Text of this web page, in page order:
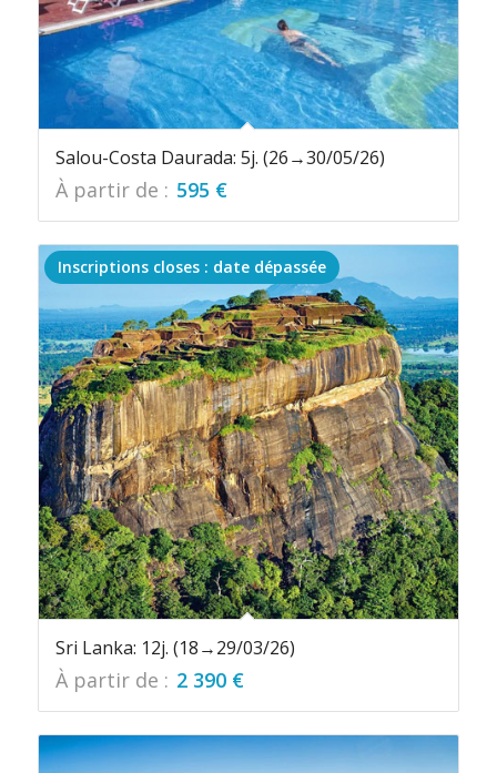
Salou-Costa Daurada: 5j. (26→30/05/26)
À partir de : 595 €
Inscriptions closes : date dépassée
Sri Lanka: 12j. (18→29/03/26)
À partir de : 2 390 €